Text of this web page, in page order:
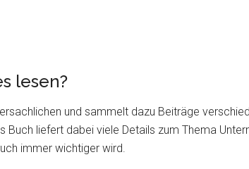
lesen?
und sammelt dazu Beiträge
Buch liefert dabei viele Details zum Thema
immer wichtiger wird.